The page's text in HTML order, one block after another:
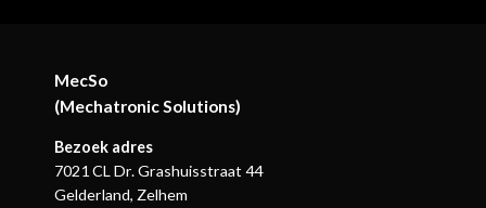
MecSo
(Mechatronic Solutions)
Bezoek adres
7021 CL Dr. Grashuisstraat 44
Gelderland, Zelhem